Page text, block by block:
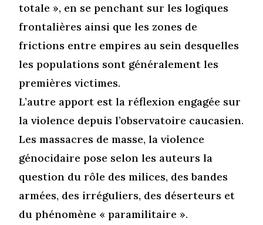
totale », en se penchant sur les logiques
frontalières ainsi que les zones de
frictions entre empires au sein desquelles
les populations sont généralement les
premières victimes.
L’autre apport est la réflexion engagée sur
la violence depuis l’observatoire caucasien.
Les massacres de masse, la violence
génocidaire pose selon les auteurs la
question du rôle des milices, des bandes
armées, des irréguliers, des déserteurs et
du phénomène « paramilitaire ».